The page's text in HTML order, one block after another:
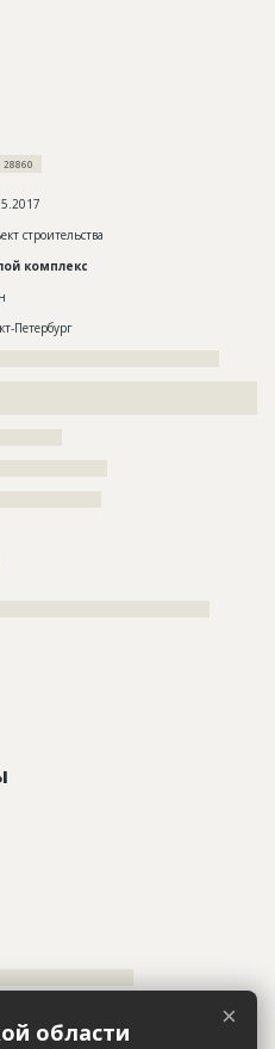
28860
строительства
комплекс
Петербург
×
области